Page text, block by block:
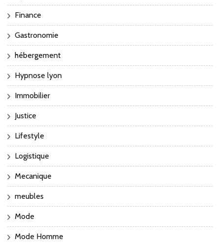
Finance
Gastronomie
hébergement
Hypnose lyon
Immobilier
Justice
Lifestyle
Logistique
Mecanique
meubles
Mode
Mode Homme